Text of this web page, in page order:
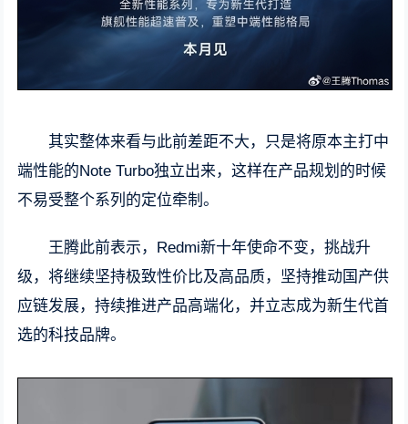
其实整体来看与此前差距不大，只是将原本主打中
端性能的Note Turbo独立出来，这样在产品规划的时候
不易受整个系列的定位牵制。
王腾此前表示，Redmi新十年使命不变，挑战升
级，将继续坚持极致性价比及高品质，坚持推动国产供
应链发展，持续推进产品高端化，并立志成为新生代首
选的科技品牌。